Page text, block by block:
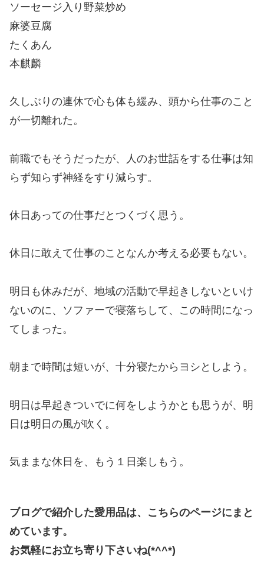
ソーセージ入り野菜炒め
麻婆豆腐
たくあん
本麒麟
久しぶりの連休で心も体も緩み、頭から仕事のこと
が一切離れた。
前職でもそうだったが、人のお世話をする仕事は知
らず知らず神経をすり減らす。
休日あっての仕事だとつくづく思う。
休日に敢えて仕事のことなんか考える必要もない。
明日も休みだが、地域の活動で早起きしないといけ
ないのに、ソファーで寝落ちして、この時間になっ
てしまった。
朝まで時間は短いが、十分寝たからヨシとしよう。
明日は早起きついでに何をしようかとも思うが、明
日は明日の風が吹く。
気ままな休日を、もう１日楽しもう。
ブログで紹介した愛用品は、こちらのページにまと
めています。
お気軽にお立ち寄り下さいね(*^^*)